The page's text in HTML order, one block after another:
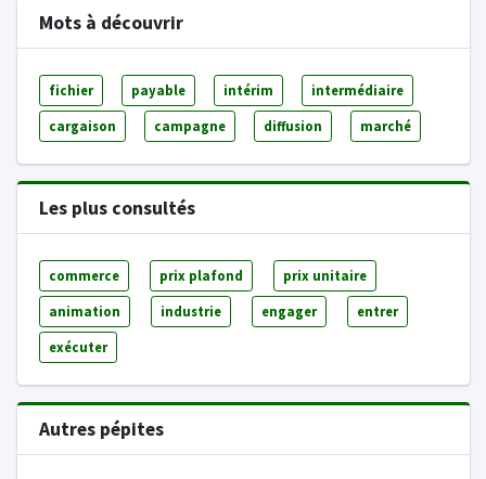
Mots à découvrir
fichier payable intérim intermédiaire
cargaison campagne diffusion marché
Les plus consultés
commerce prix plafond prix unitaire
animation industrie engager entrer
exécuter
Autres pépites